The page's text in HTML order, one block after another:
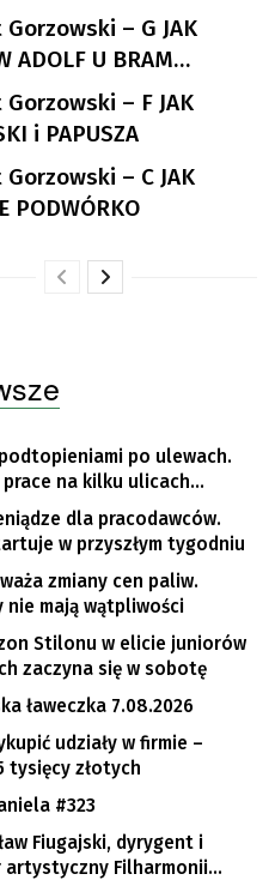
– G JAK
ADOLF U BRAM
– F JAK
i PAPUSZA
– C JAK
PODWÓRKO
po ulewach.
na kilku ulicach
dla pracodawców.
w przyszłym tygodniu
zmiany cen paliw.
nie mają wątpliwości
Stilonu w elicie juniorów
zaczyna się w sobotę
ławeczka 7.08.2026
udziały w firmie –
tysięcy złotych
#323
Fiugajski, dyrygent i
Filharmonii